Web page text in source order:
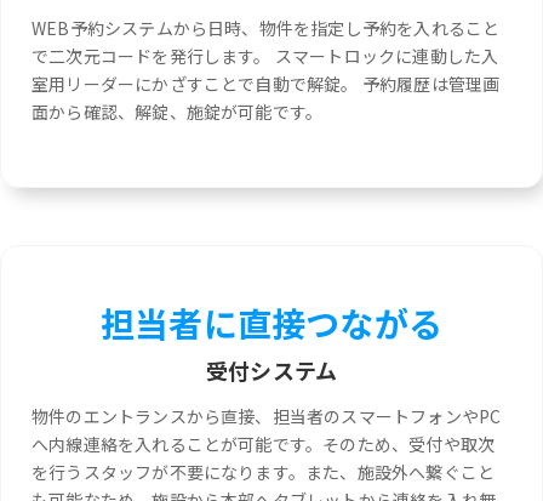
WEB予約システムから日時、物件を指定し予約を入れること
で二次元コードを発行します。 スマートロックに連動した入
室用リーダーにかざすことで自動で解錠。 予約履歴は管理画
面から確認、解錠、施錠が可能です。
担当者に直接つながる
受付システム
物件のエントランスから直接、担当者のスマートフォンやPC
へ内線連絡を入れることが可能です。そのため、受付や取次
を行うスタッフが不要になります。また、施設外へ繋ぐこと